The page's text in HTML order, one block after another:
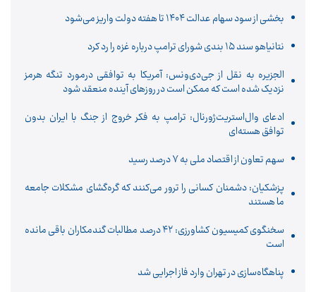
بخشی از سود سهام عدالت ۱۴۰۴ تا هفته دولت واریز می‌شود
نتانیاهو سند ۱۵ بندی شورای ترامپ درباره غزه را رد کرد
الجزیره به نقل از جی‌دی‌ونس: آمریکا به توافقی درمورد تنگه هرمز
نزدیک شده است که ممکن است در روزهای آینده منعقد شود
ادعای وال‌استریت‌ژورنال: ترامپ به فکر خروج از جنگ با ایران بدون
توافق هسته‌ای
سهم تعاون از اقتصاد ملی به ۷ درصد رسید
پزشکیان: دشمنان کسانی را ترور می‌کنند که گره‌گشای مشکلات جامعه
ما هستند
سخنگوی کمیسیون کشاورزی: ۴۲ درصد مطالبات گندمکاران باقی مانده
است
پناهگاه‌سازی در تهران وارد فاز اجرایی شد